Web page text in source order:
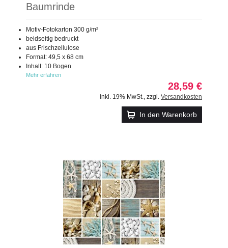
Baumrinde
Motiv-Fotokarton 300 g/m²
beidseitig bedruckt
aus Frischzellulose
Format: 49,5 x 68 cm
Inhalt: 10 Bogen
Mehr erfahren
28,59 €
inkl. 19% MwSt. zzgl. Versandkosten
In den Warenkorb